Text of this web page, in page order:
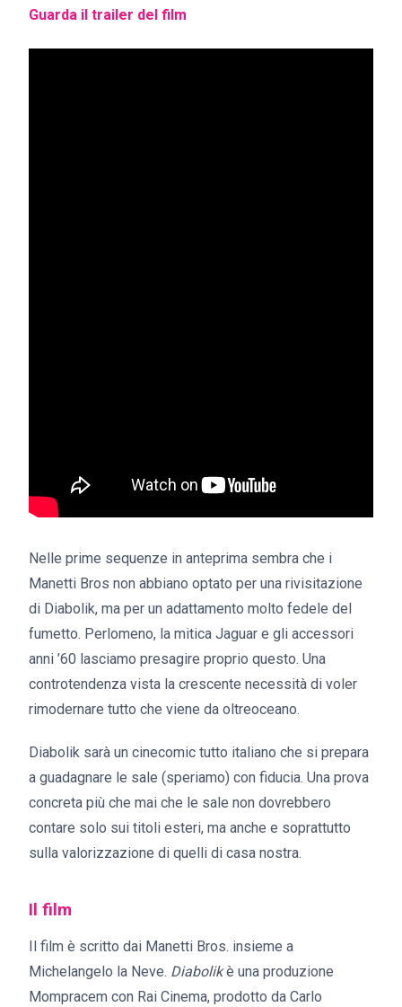
Guarda il trailer del film
Nelle prime sequenze in anteprima sembra che i
Manetti Bros non abbiano optato per una rivisitazione
di Diabolik, ma per un adattamento molto fedele del
fumetto. Perlomeno, la mitica Jaguar e gli accessori
anni ’60 lasciamo presagire proprio questo. Una
controtendenza vista la crescente necessità di voler
rimodernare tutto che viene da oltreoceano.
Diabolik sarà un cinecomic tutto italiano che si prepara
a guadagnare le sale (speriamo) con fiducia. Una prova
concreta più che mai che le sale non dovrebbero
contare solo sui titoli esteri, ma anche e soprattutto
sulla valorizzazione di quelli di casa nostra.
Il film
Il film è scritto dai Manetti Bros. insieme a
Michelangelo la Neve. Diabolikè una produzione
Mompracem con Rai Cinema, prodotto da Carlo